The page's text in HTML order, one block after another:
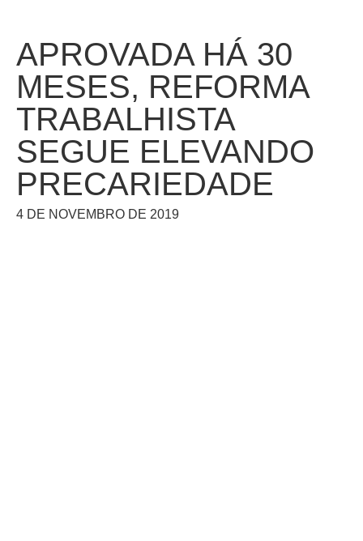
APROVADA HÁ 30
MESES, REFORMA
TRABALHISTA
SEGUE ELEVANDO
PRECARIEDADE
4 DE NOVEMBRO DE 2019